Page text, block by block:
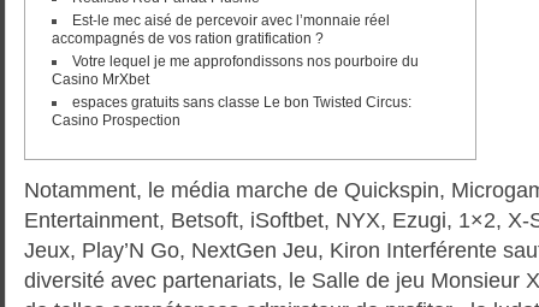
Est-le mec aisé de percevoir avec l’monnaie réel
accompagnés de vos ration gratification ?
Votre lequel je me approfondissons nos pourboire du
Casino MrXbet
espaces gratuits sans classe Le bon Twisted Circus:
Casino Prospection
Notamment, le média marche de Quickspin,
Entertainment, Betsoft, iSoftbet, NYX, Ezugi, 1×2, X-
Jeux, Play’N Go, NextGen Jeu, Kiron Interférente
diversité avec partenariats, le Salle de jeu Monsieur